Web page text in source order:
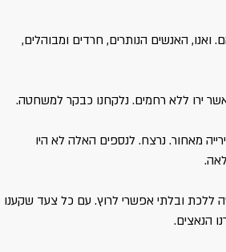
ואנו, האנשים הנותרים, חרדים ומבוהלים,
ירו ללא רחמים. נלקחנו כבקר למשחטה.
מאחור. נרצח. לנספים האלה לא היו
ללכת ובלתי אפשרי לרוץ. עם כל צעד שקענו
הנאצים.